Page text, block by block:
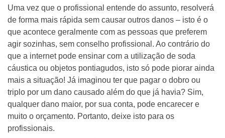
Uma vez que o profissional entende do assunto, resolverá
de forma mais rápida sem causar outros danos – isto é o
que acontece geralmente com as pessoas que preferem
agir sozinhas, sem conselho profissional. Ao contrário do
que a internet pode ensinar com a utilização de soda
cáustica ou objetos pontiagudos, isto só pode piorar ainda
mais a situação! Já imaginou ter que pagar o dobro ou
triplo por um dano causado além do que já havia? Sim,
qualquer dano maior, por sua conta, pode encarecer e
muito o orçamento. Portanto, deixe isto para os
profissionais.